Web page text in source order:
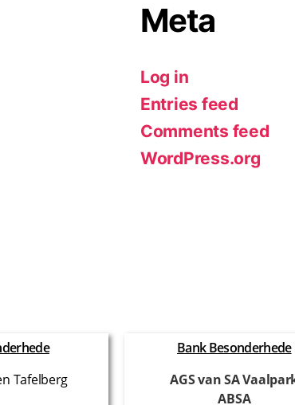
Meta
Log in
Entries feed
Comments feed
WordPress.org
Tafelberg
Bank Besonderhede
AGS van SA
ABSA